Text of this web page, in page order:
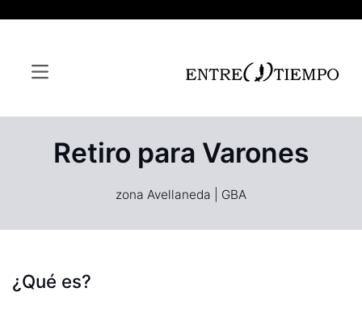
Retiro para Varones
zona Avellaneda | GBA
¿Qué es?